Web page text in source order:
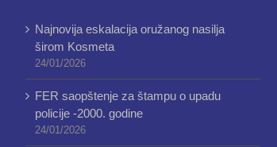
Najnovija eskalacija oružanog nasilja
širom Kosmeta
24/01/2026
FER saopštenje za štampu o upadu
policije -2000. godine
24/01/2026